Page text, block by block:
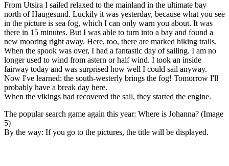
From Utsira I sailed relaxed to the mainland in the ultimate bay
north of Haugesund. Luckily it was yesterday, because what you see
in the picture is sea fog, which I can only warn you about. It was
there in 15 minutes. But I was able to turn into a bay and found a
new mooring right away. Here, too, there are marked hiking trails.
When the spook was over, I had a fantastic day of sailing. I am no
longer used to wind from astern or half wind. I took an inside
fairway today and was surprised how well I could sail anyway.
Now I've learned: the south-westerly brings the fog! Tomorrow I'll
probably have a break day here.
When the vikings had recovered the sail, they started the engine.
The popular search game again this year: Where is Johanna? (Image
5)
By the way: If you go to the pictures, the title will be displayed.